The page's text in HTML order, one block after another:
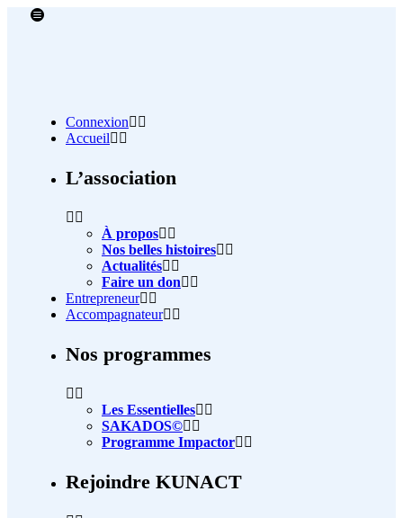
Connexion
Accueil
L’association
À propos
Nos belles histoires
Actualités
Faire un don
Entrepreneur
Accompagnateur
Nos programmes
Les Essentielles
SAKADOS©
Programme Impactor
Rejoindre KUNACT